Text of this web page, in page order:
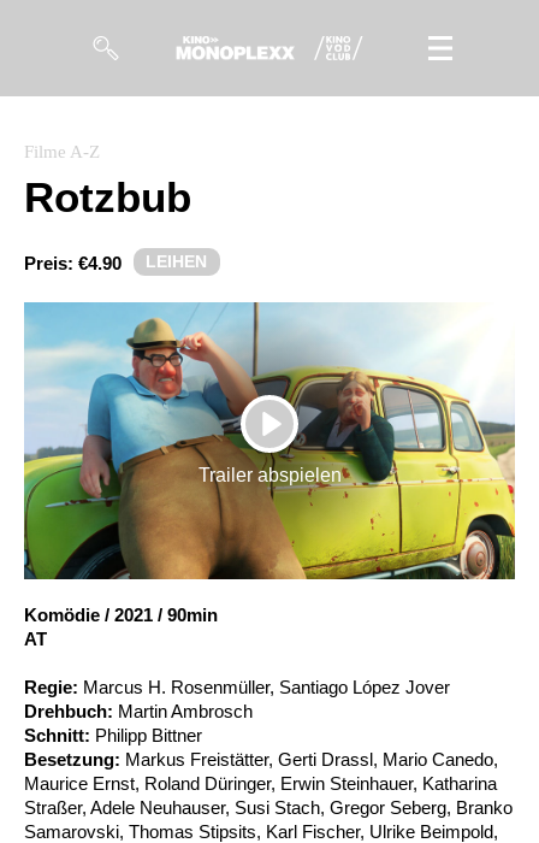
Magazin
Kuratierungen
So geht’s
Filmpakete
Gutscheine
& Filmpässe
Account
Filme A-Z
Rotzbub
Preis: €4.90 LEIHEN
PLAY
Trailer abspielen
Komödie / 2021 / 90min
AT
Regie: Marcus H. Rosenmüller, Santiago López Jover
Drehbuch: Martin Ambrosch
Schnitt: Philipp Bittner
Besetzung: Markus Freistätter, Gerti Drassl, Mario Canedo,
Maurice Ernst, Roland Düringer, Erwin Steinhauer, Katharina
Straßer, Adele Neuhauser, Susi Stach, Gregor Seberg, Branko
Samarovski, Thomas Stipsits, Karl Fischer, Ulrike Beimpold,